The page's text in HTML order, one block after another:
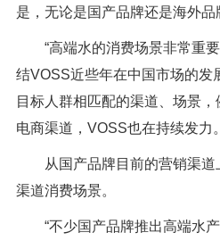
是，无论是国产品牌还是海外
“高端水的消费场景非常重要
结VOSS近些年在中国市场的发
目标人群相匹配的渠道、场景
电商渠道，VOSS也在持续发力
从国产品牌目前的营销渠道
渠道消费场景。
“不少国产品牌推出高端水产